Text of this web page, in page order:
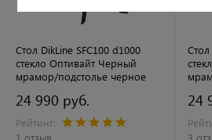
Стол DikLine SFC100 d1000
стекло Оптивайт Черный
мрамор/подстолье черное
24 990 руб.
Рейтинг:
1 отзыв
Стол
24
3